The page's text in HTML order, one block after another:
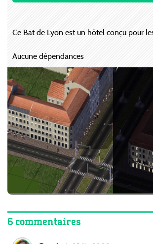
Ce Bat de Lyon est un hôtel conçu pour
Aucune dépendances
6 commentaires